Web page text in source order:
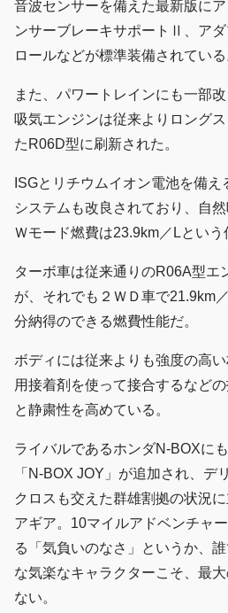
音波センサーを備えた最新版に
ンサーブレーキサポートⅡ、ア
ロールなどが標準装備されている
また、パワートレインにも一部
吸気エンジンは従来よりロング
たR06D型に刷新された。
ISGとリチウムイオン電池を備
システムも改良されており、自
Ｗモード燃費は23.9km／Lという
ターボ車は従来通りのR06A型エ
が、それでも２ＷＤ車で21.9km
分納得のできる燃費性能だ。
ボディには従来よりも強度の高
用接着剤を使って接合するなど
と静粛性を高めている。
ライバルであるホンダN-BOXに
「N-BOX JOY」が追加され、デ
クロスも交えた群雄割拠の状況
アギア。10マイルアドベンチャ
る「気負いのなさ」というか、
な気楽なキャラクターこそ、最
ない。